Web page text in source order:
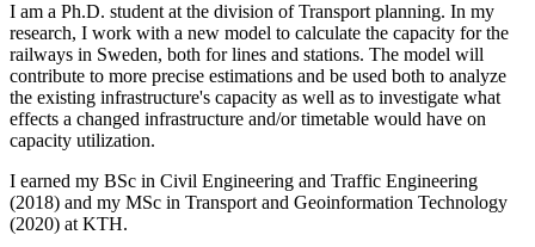
I am a Ph.D. student at the division of Transport planning. In my
research, I work with a new model to calculate the capacity for the
railways in Sweden, both for lines and stations. The model will
contribute to more precise estimations and be used both to analyze
the existing infrastructure's capacity as well as to investigate what
effects a changed infrastructure and/or timetable would have on
capacity utilization.
I earned my BSc in Civil Engineering and Traffic Engineering
(2018) and my MSc in Transport and Geoinformation Technology
(2020) at KTH.